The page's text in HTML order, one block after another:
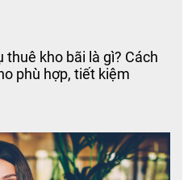
thuê kho bãi là gì? Cách
phù hợp, tiết kiệm